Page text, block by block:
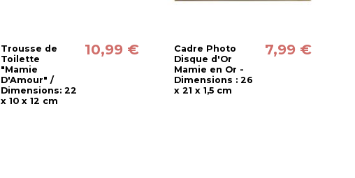
Trousse de
Toilette
"Mamie
D'Amour" /
Dimensions: 22
x 10 x 12 cm
10,99 €
Cadre Photo
Disque d'Or
Mamie en Or -
Dimensions : 26
x 21 x 1,5 cm
7,99 €